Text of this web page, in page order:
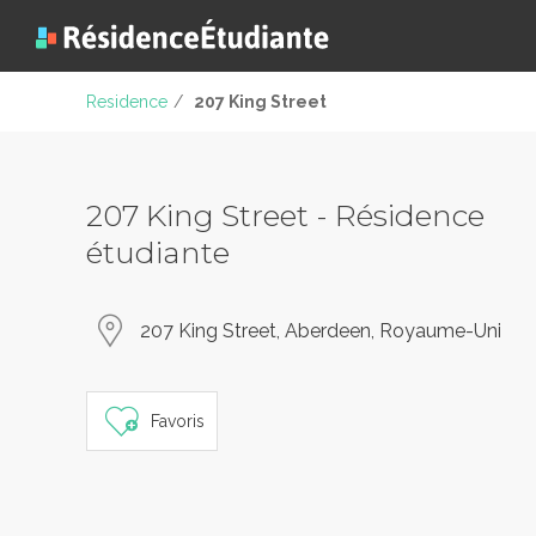
Residence / 207 King Street
207 King Street - Résidence
étudiante
207 King Street, Aberdeen, Royaume-Uni
Favoris